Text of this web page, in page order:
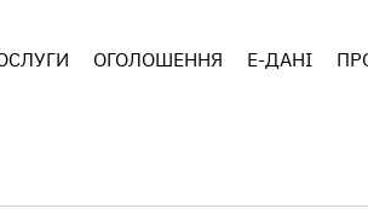
ОГОЛОШЕННЯ E-ДАНІ